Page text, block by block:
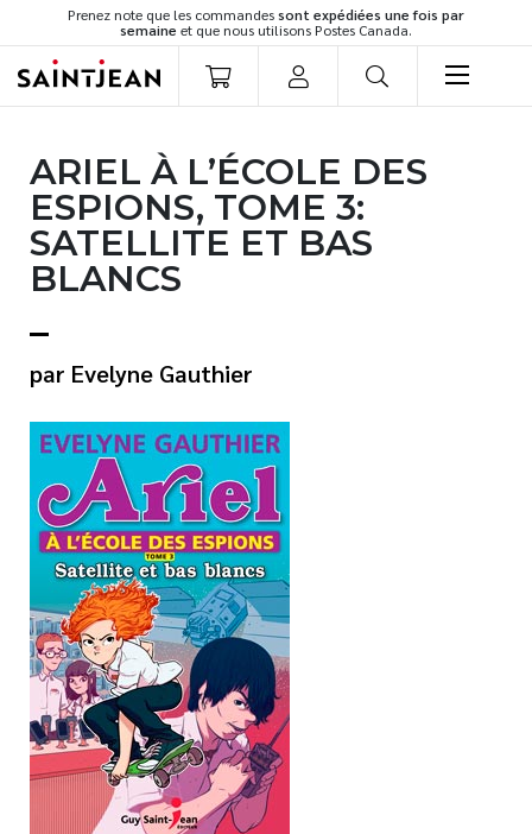
Prenez note que les commandessont expédiées une fois par
semaine et que nous utilisons Postes Canada.
Romans
Cuisine
Développement personnel
Littérature jeunesse
Culture générale
Témoignages
Vie pratique
Finances
Nouveautés
Numérique
Livres audio
Meilleurs vendeurs
Page vedette
AUTEURS
À PROPOS
ARIEL À L’ÉCOLE DES
ESPIONS, TOME 3:
SATELLITE ET BAS
BLANCS
Evelyne Gauthier